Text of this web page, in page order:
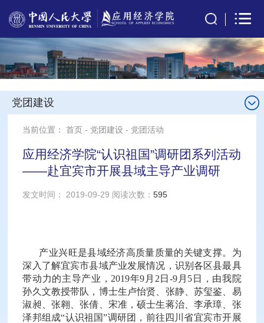
党团建设
当前位置：首页 - 党团建设 - 党团活动
应用经济学院“认识祖国”调研团系列活动
——赴宜宾市开展县域主导产业调研
发文时间： 2019-09-29 阅读次数：595
产业兴旺是县域经济高质量质量的关键支撑。为
深入了解宜宾市县域产业发展情况，识别各区县最具
带动力的主导产业，2019年9月2日-9月5日，由我院
孙久文教授带队，博士生卢怡贤、张静、苏玺鉴、易
淑昶、张翱、张倩、宋准，硕士生蒋治、李承璋、张
泽邦组成“认识祖国”调研团，前往四川省宜宾市开展